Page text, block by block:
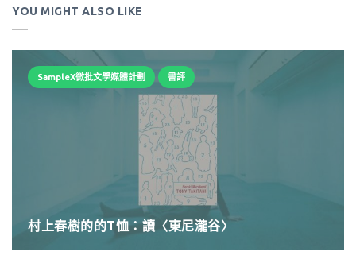
YOU MIGHT ALSO LIKE
SampleX微批文學媒體計劃 書評
村上春樹的的T恤：讀〈東尼瀧谷〉